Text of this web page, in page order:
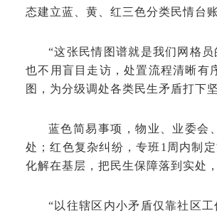
态建立蓝、黄、红三色分类民情台账
“这张民情图谱就是我们网格
也不用盲目走访，处置流程清晰有
图，为分级调处各类民生矛盾打下
蓝色简易事项，物业、业委会
处；红色复杂纠纷，专班1周内制
化解在基层，把民生保障落到实处
“以往辖区内小矛盾仅靠社区